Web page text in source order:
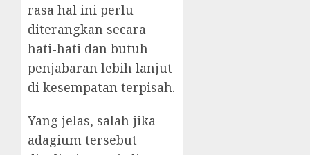
rasa hal ini perlu
diterangkan secara
hati-hati dan butuh
penjabaran lebih lanjut
di kesempatan terpisah.
Yang jelas, salah jika
adagium tersebut